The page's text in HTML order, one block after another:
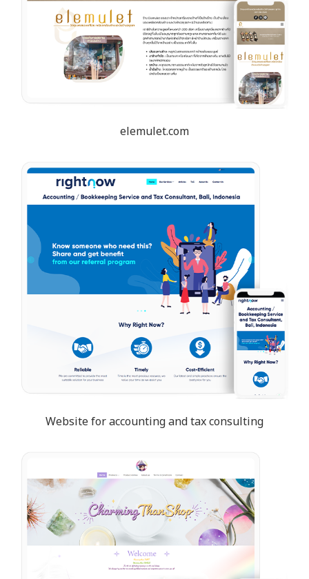
elemulet.com
Website for accounting and tax consulting